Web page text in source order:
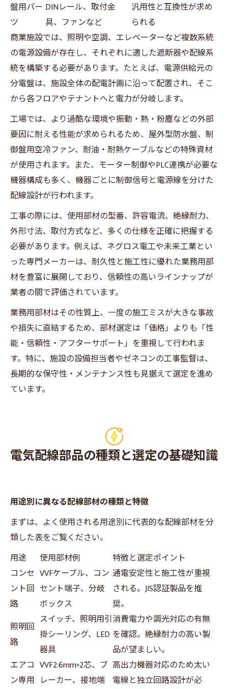
盤用パー
ツ
DINレール、取付金
具、ファンなど
汎用性と互換性が求め
られる
商業施設では、照明や空調、エレベーターなど複数系統
の電源設備が存在し、それぞれに適した遮断器や配線系
統を構築する必要があります。たとえば、電源供給元の
分電盤は、施設全体の配電計画に沿って配置され、そこ
から各フロアやテナントへと電力が分岐します。
工場では、より過酷な環境や振動・熱・粉塵などの外部
要因に耐える性能が求められるため、屋外型防水盤、制
御盤用空冷ファン、耐油・耐熱ケーブルなどの特殊資材
が使用されます。また、モーター制御やPLC連携が必要な
機器構成も多く、機器ごとに制御信号と電源線を分けた
配線設計が行われます。
工事の際には、使用部材の型番、許容電流、絶縁耐力、
外形寸法、取付方式など、多くの仕様を正確に把握する
必要があります。例えば、ネグロス電工や未来工業とい
った専門メーカーは、耐久性と施工性に優れた業務用部
材を豊富に展開しており、信頼性の高いラインナップが
業者の間で評価されています。
業務用部材はその性質上、一度の施工ミスが大きな事故
や損失に直結するため、部材選定は「価格」よりも「性
能・信頼性・アフターサポート」を重視して行われま
す。特に、施設の設備担当者やゼネコンの工事監督は、
長期的な保守性・メンテナンス性も見据えて選定を進め
ています。
電気配線部品の種類と選定の基礎知識
用途別に異なる配線部材の種類と特徴
まずは、よく使用される用途別に代表的な配線部材を分
類した表をご覧ください。
用途
使用部材例
特徴と選定ポイント
コンセ
ント回
路
VVFケーブル、コン
セント端子、分岐
ボックス
通電安定性と施工性が重視
される。JIS認証製品を推
奨。
照明回
路
スイッチ、照明用引
掛シーリング、LED
器具
消費電力や調光対応の有無
を確認。絶縁耐力の高い製
品が望ましい。
エアコ
ン専用
VVF2.6mm×2芯、ブ
レーカー、接地端
高出力機器対応のため太い
電線と独立回路設計が必